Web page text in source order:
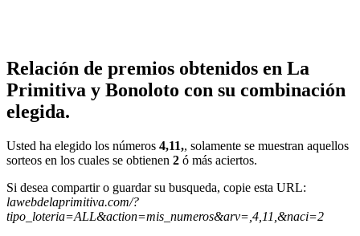
Relación de premios obtenidos en La
Primitiva y Bonoloto con su combinación
elegida.
Usted ha elegido los números 4,11,, solamente se muestran aquellos
sorteos en los cuales se obtienen 2 ó más aciertos.
Si desea compartir o guardar su busqueda, copie esta URL:
lawebdelaprimitiva.com/?
tipo_loteria=ALL&action=mis_numeros&arv=,4,11,&naci=2